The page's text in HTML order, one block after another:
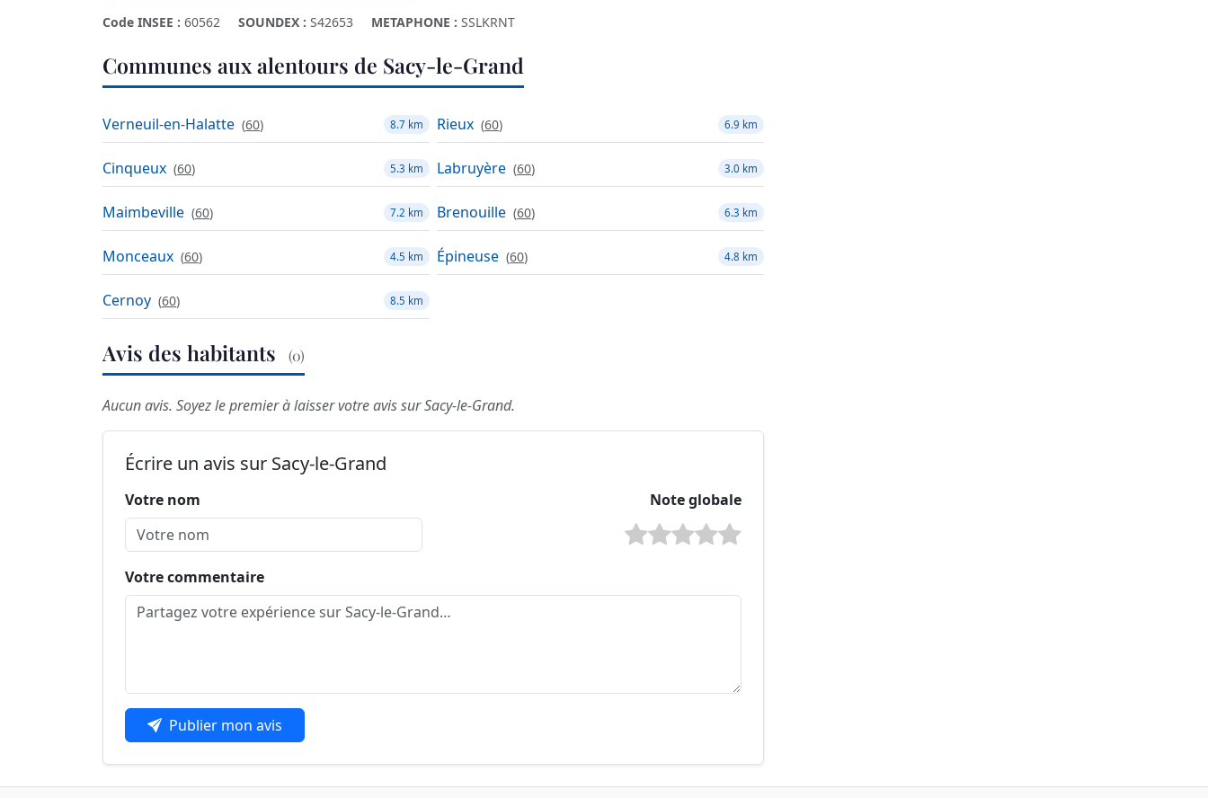
Code INSEE : 60562 SOUNDEX : S42653 METAPHONE : SSLKRNT
Communes aux alentours de Sacy-le-Grand
Verneuil-en-Halatte (60) 8.7 km Rieux (60) 6.9 km
Cinqueux (60) 5.3 km Labruyère (60) 3.0 km
Maimbeville (60) 7.2 km Brenouille (60) 6.3 km
Monceaux (60) 4.5 km Épineuse (60) 4.8 km
Cernoy (60) 8.5 km
Avis des habitants (0)
Aucun avis. Soyez le premier à laisser votre avis sur Sacy-le-Grand.
Écrire un avis sur Sacy-le-Grand
Votre nom Note globale
Votre commentaire
Publier mon avis